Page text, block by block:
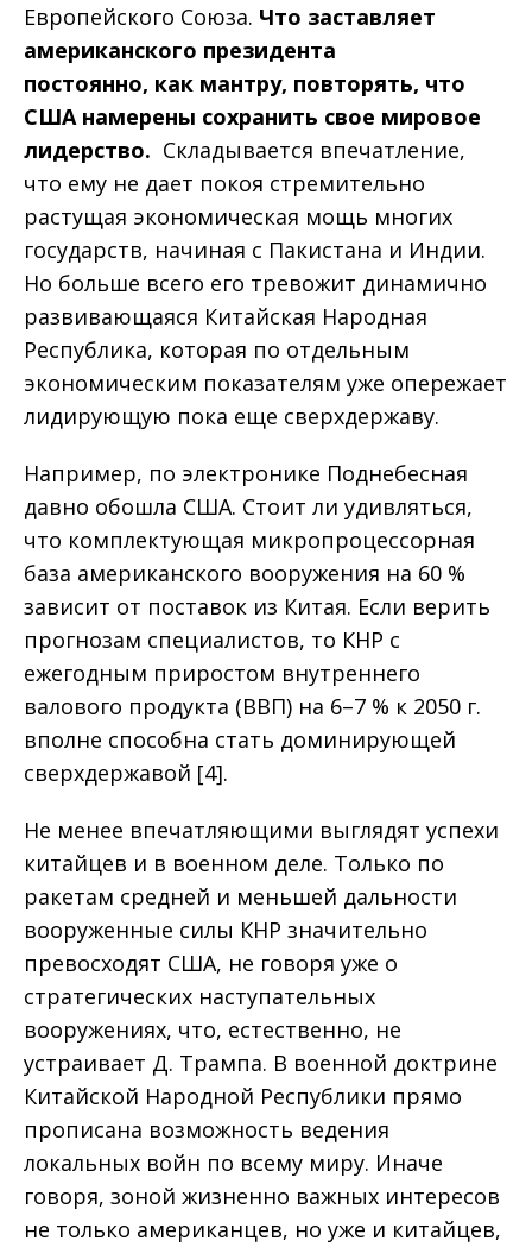
Европейского Союза. Что заставляет
американского президента
постоянно, как мантру, повторять, что
США намерены сохранить свое мировое
лидерство. Складывается впечатление,
что ему не дает покоя стремительно
растущая экономическая мощь многих
государств, начиная с Пакистана и Индии.
Но больше всего его тревожит динамично
развивающаяся Китайская Народная
Республика, которая по отдельным
экономическим показателям уже опережает
лидирующую пока еще сверхдержаву.
Например, по электронике Поднебесная
давно обошла США. Стоит ли удивляться,
что комплектующая микропроцессорная
база американского вооружения на 60 %
зависит от поставок из Китая. Если верить
прогнозам специалистов, то КНР с
ежегодным приростом внутреннего
валового продукта (ВВП) на 6–7 % к 2050 г.
вполне способна стать доминирующей
сверхдержавой [4].
Не менее впечатляющими выглядят успехи
китайцев и в военном деле. Только по
ракетам средней и меньшей дальности
вооруженные силы КНР значительно
превосходят США, не говоря уже о
стратегических наступательных
вооружениях, что, естественно, не
устраивает Д. Трампа. В военной доктрине
Китайской Народной Республики прямо
прописана возможность ведения
локальных войн по всему миру. Иначе
говоря, зоной жизненно важных интересов
не только американцев, но уже и китайцев,